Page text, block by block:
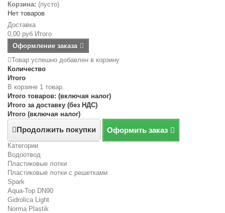
Корзина: (пусто)
Нет товаров
Доставка
0,00 руб Итого
Оформление заказа
Товар успешно добавлен в корзину
Количество
Итого
В корзине 1 товар.
Итого товаров: (включая налог)
Итого за доставку (без НДС)
Итого (включая налог)
Продолжить покупки Оформить заказ
Категории
Водоотвод
Пластиковые лотки
Пластиковые лотки с решетками
Spark
Aqua-Top DN90
Gidrolica Light
Norma Plastik